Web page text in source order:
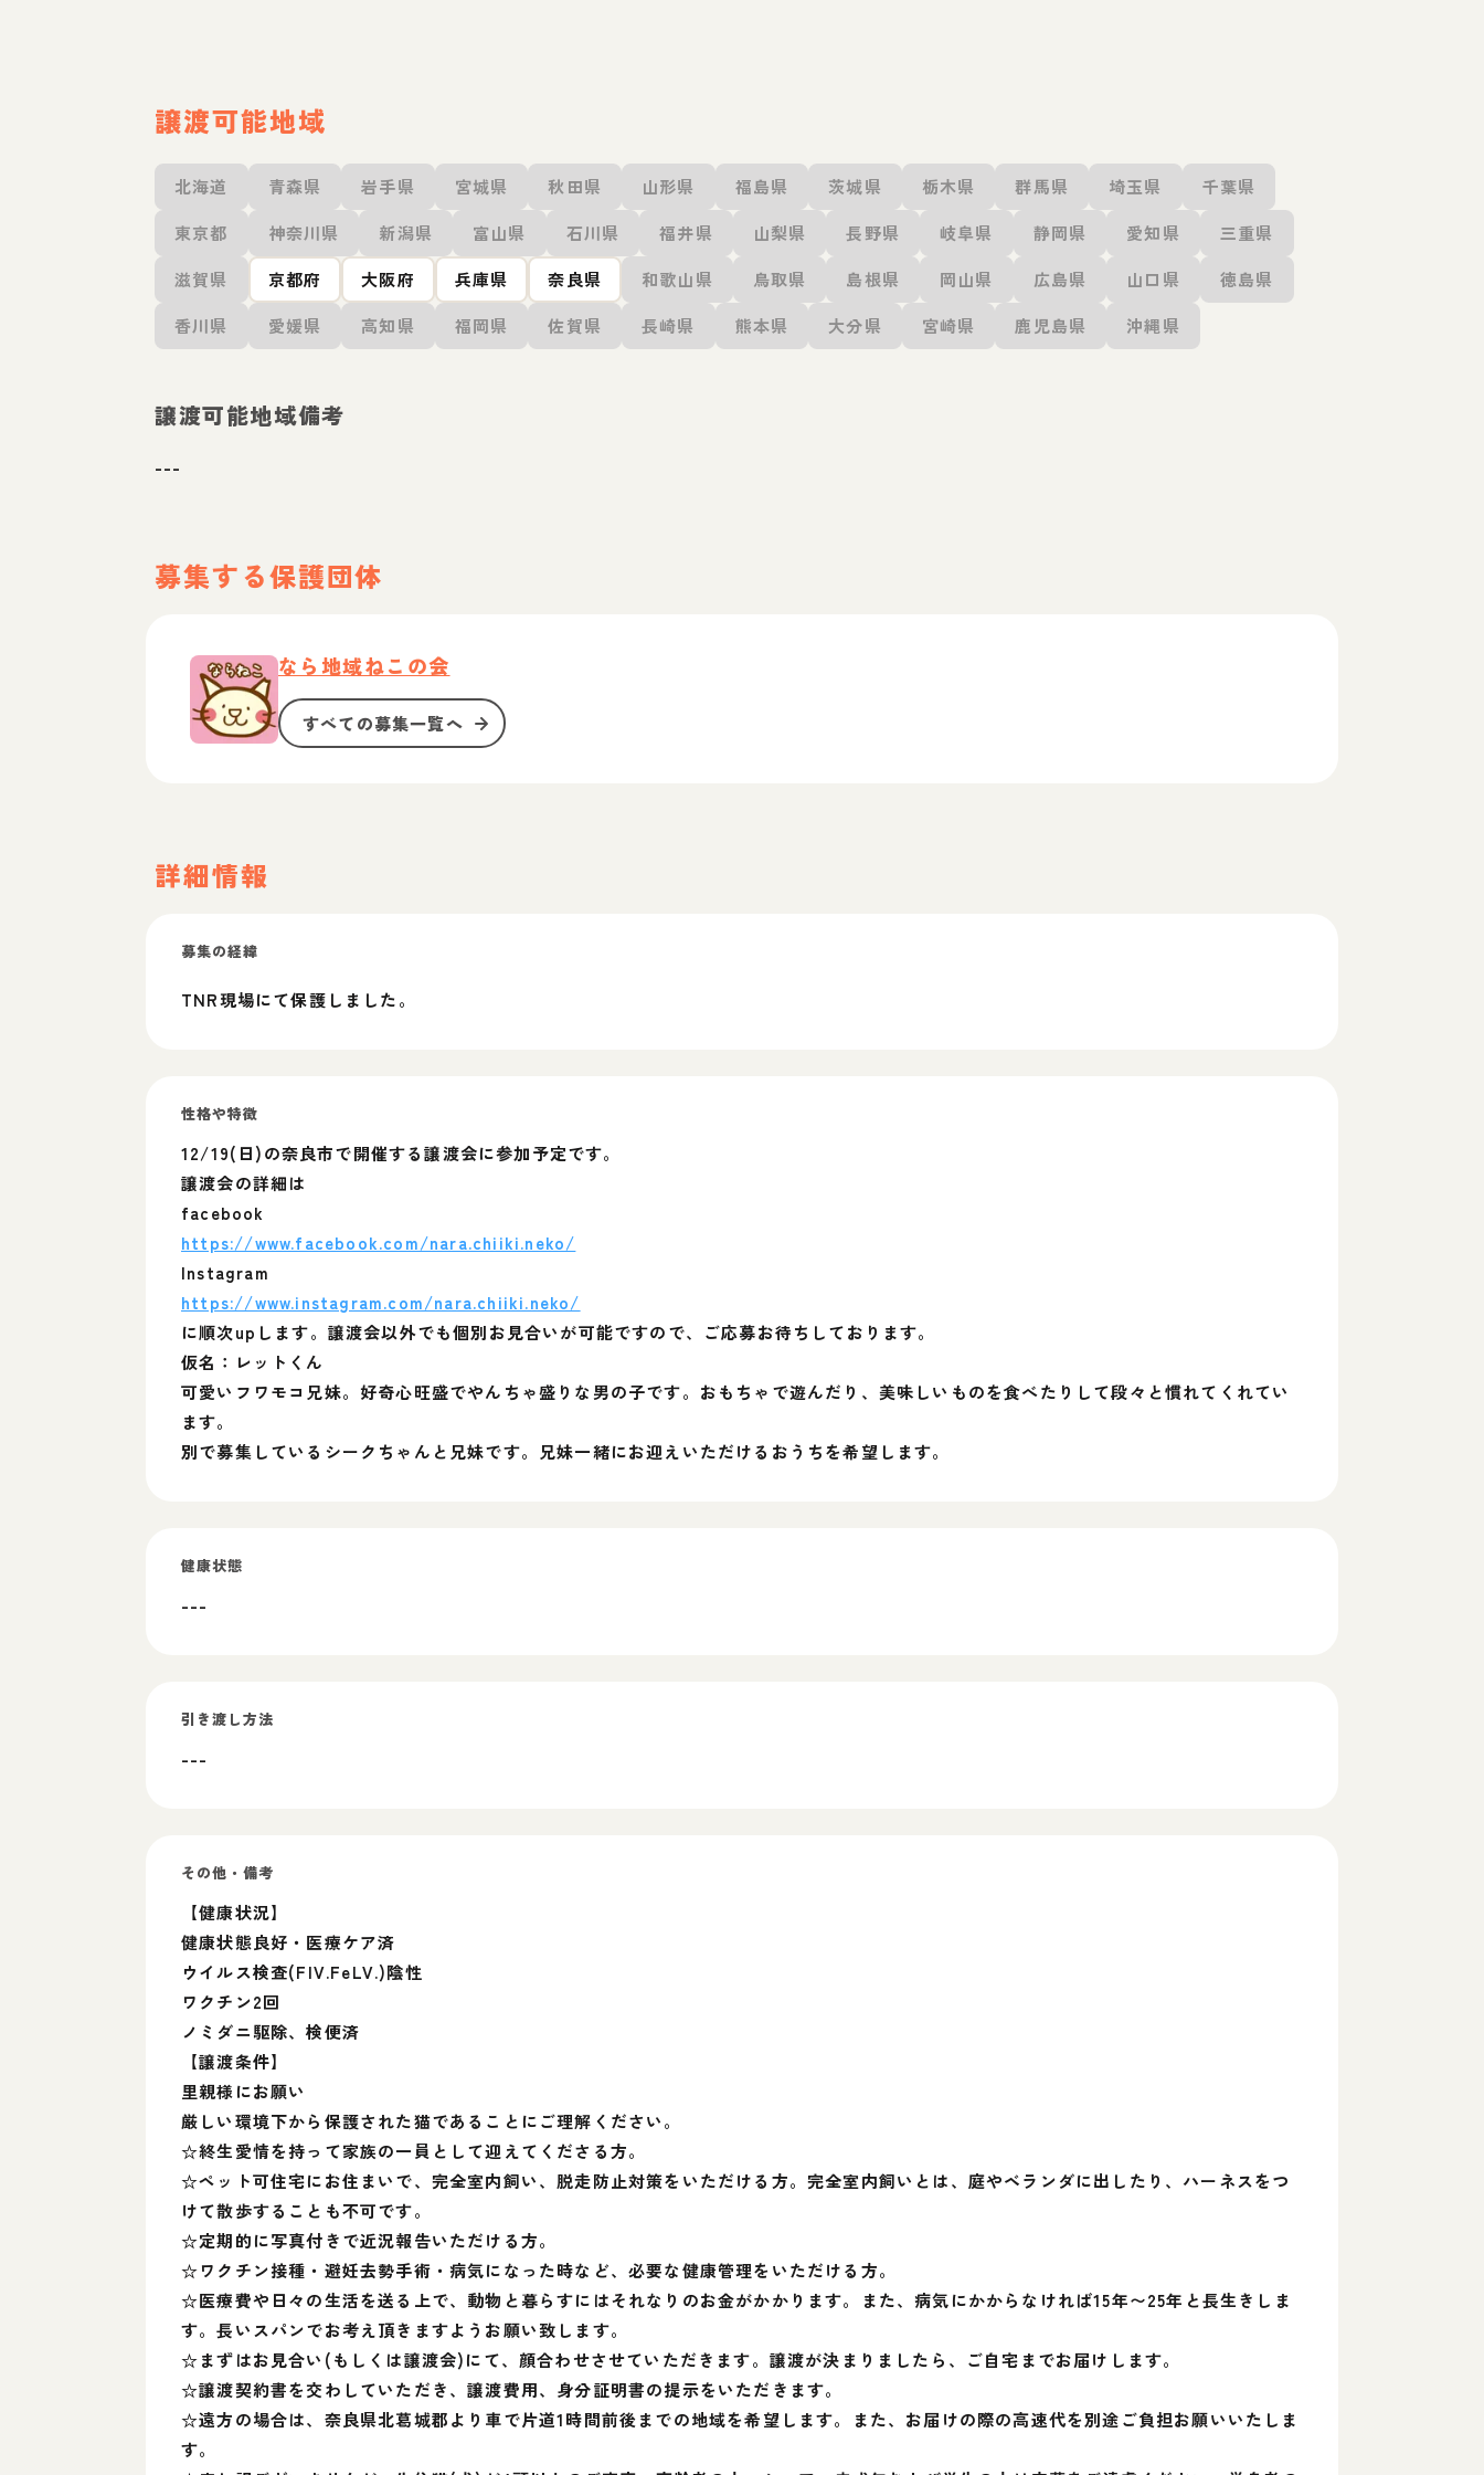
譲渡可能地域
北海道 青森県 岩手県 宮城県 秋田県 山形県 福島県 茨城県 栃木県 群馬県 埼玉県
千葉県
東京都
神奈川県 新潟県 富山県 石川県 福井県 山梨県 長野県 岐阜県 静岡県 愛知県
三重県
滋賀県
京都府 大阪府 兵庫県 奈良県 和歌山県 鳥取県 島根県 岡山県 広島県 山口県
徳島県
香川県
愛媛県 高知県 福岡県 佐賀県 長崎県 熊本県 大分県 宮崎県 鹿児島県 沖縄県
譲渡可能地域備考
---
募集する保護団体
なら地域ねこの会
すべての募集一覧へ
詳細情報
募集の経緯
TNR現場にて保護しました。
性格や特徴
12/19(日)の奈良市で開催する譲渡会に参加予定です。
譲渡会の詳細は
facebook
https://www.facebook.com/nara.chiiki.neko/
Instagram
https://www.instagram.com/nara.chiiki.neko/
に順次upします。譲渡会以外でも個別お見合いが可能ですので、ご応募お待ちしております。
仮名：レットくん
可愛いフワモコ兄妹。好奇心旺盛でやんちゃ盛りな男の子です。おもちゃで遊んだり、美味しいものを食べたりして段々と慣れてくれてい
ます。
別で募集しているシークちゃんと兄妹です。兄妹一緒にお迎えいただけるおうちを希望します。
健康状態
---
引き渡し方法
---
その他・備考
【健康状況】
健康状態良好・医療ケア済
ウイルス検査(FIV.FeLV.)陰性
ワクチン2回
ノミダニ駆除、検便済
【譲渡条件】
里親様にお願い
厳しい環境下から保護された猫であることにご理解ください。
☆終生愛情を持って家族の一員として迎えてくださる方。
☆ペット可住宅にお住まいで、完全室内飼い、脱走防止対策をいただける方。完全室内飼いとは、庭やベランダに出したり、ハーネスをつ
けて散歩することも不可です。
☆定期的に写真付きで近況報告いただける方。
☆ワクチン接種・避妊去勢手術・病気になった時など、必要な健康管理をいただける方。
☆医療費や日々の生活を送る上で、動物と暮らすにはそれなりのお金がかかります。また、病気にかからなければ15年〜25年と長生きしま
す。長いスパンでお考え頂きますようお願い致します。
☆まずはお見合い(もしくは譲渡会)にて、顔合わせさせていただきます。譲渡が決まりましたら、ご自宅までお届けします。
☆譲渡契約書を交わしていただき、譲渡費用、身分証明書の提示をいただきます。
☆遠方の場合は、奈良県北葛城郡より車で片道1時間前後までの地域を希望します。また、お届けの際の高速代を別途ご負担お願いいたしま
す。